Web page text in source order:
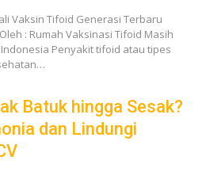
Vaksin Tifoid Generasi Terbaru
: Rumah Vaksinasi Tifoid Masih
Penyakit tifoid atau tipes
Batuk hingga Sesak?
dan Lindungi